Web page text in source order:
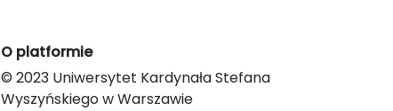
O platformie
© 2023 Uniwersytet Kardynała Stefana
Wyszyńskiego w Warszawie